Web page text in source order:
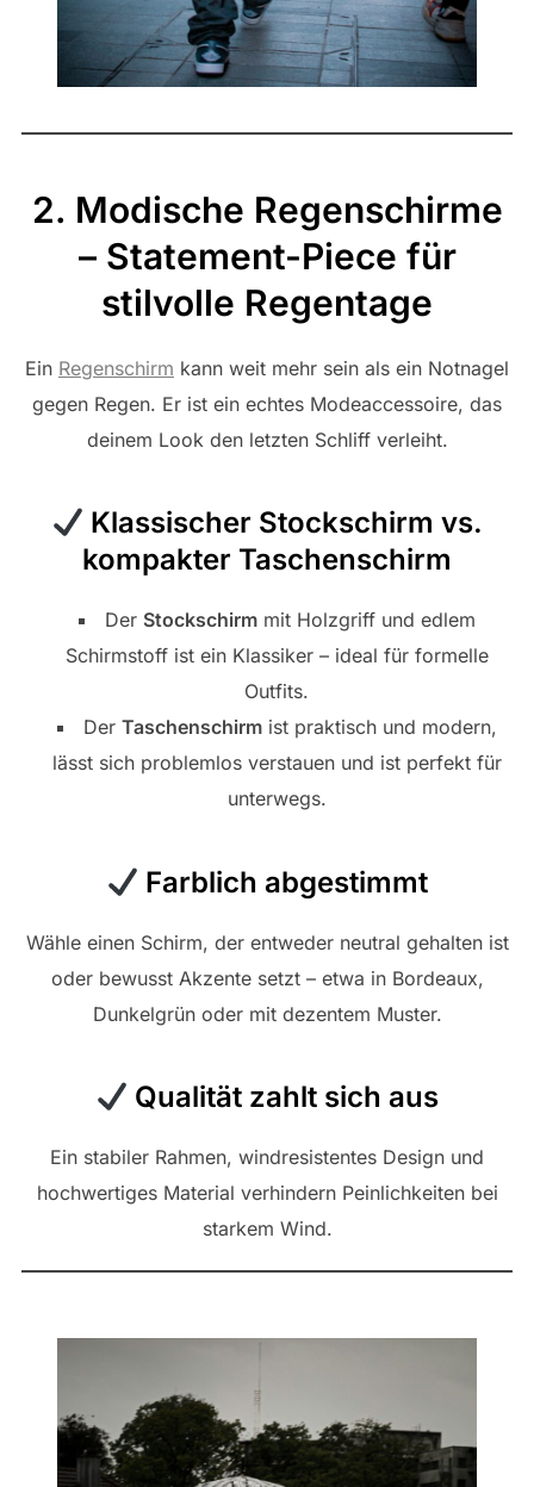
2. Modische Regenschirme
– Statement-Piece für
stilvolle Regentage
Ein Regenschirm kann weit mehr sein als ein Notnagel
gegen Regen. Er ist ein echtes Modeaccessoire, das
deinem Look den letzten Schliff verleiht.
Klassischer Stockschirm vs.
kompakter Taschenschirm
Der Stockschirmmit Holzgriff und edlem
Schirmstoff ist ein Klassiker – ideal für formelle
Outfits.
Der Taschenschirmist praktisch und modern,
lässt sich problemlos verstauen und ist perfekt für
unterwegs.
Farblich abgestimmt
Wähle einen Schirm, der entweder neutral gehalten ist
oder bewusst Akzente setzt – etwa in Bordeaux,
Dunkelgrün oder mit dezentem Muster.
Qualität zahlt sich aus
Ein stabiler Rahmen, windresistentes Design und
hochwertiges Material verhindern Peinlichkeiten bei
starkem Wind.